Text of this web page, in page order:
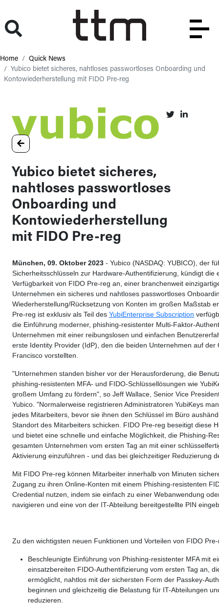
Home
Quick News
Yubico bietet sicheres, nahtloses passwortloses Onboarding und
Kontowiederherstellung mit FIDO Pre-reg
Yubico bietet sicheres,
nahtloses passwortloses
Onboarding und
Kontowiederherstellung
mit FIDO Pre-reg
München, 09. Oktober 2023 - Yubico (NASDAQ: YUBICO), der
Sicherheitsschlüsseln zur Hardware-Authentifizierung, kündigt die
Verfügbarkeit von FIDO Pre-reg an, einer branchenweit
Unternehmen ein sicheres und nahtloses passwortloses
Wiederherstellung/Rücksetzung von Konten im großen Maßstab
Pre-reg ist exklusiv als Teil des YubiEnterprise Subscription
die Einführung moderner, phishing-resistenter Multi-Faktor-
Unternehmen mit einer reibungslosen und einfachen
erste Identity Provider (IdP), den die beiden Unternehmen auf der
Francisco vorstellten.
"Unternehmen standen bisher vor der Herausforderung, die
phishing-resistenten MFA- und FIDO-Schlüssellösungen wie
großem Umfang zu fördern", so Jeff Wallace, Senior Vice
Yubico. "Normalerweise registrieren Administratoren YubiKeys
jedes Mitarbeiters, bevor sie ihnen den Schlüssel im Büro
Standort des Mitarbeiters schicken. FIDO Pre-reg beseitigt diese
und bietet eine schnelle und einfache Möglichkeit, die Phishing-
gesamten Unternehmen vom ersten Tag an mit einer
Aktivierung einzuführen - und das bei gleichzeitiger Reduzierung
Mit FIDO Pre-reg können Mitarbeiter innerhalb von Minuten
Zugang zu ihren Online-Konten mit einem Phishing-resistenten
Credential nutzen, indem sie einfach zu einer Webanwendung
navigieren und eine von der IT-Abteilung bereitgestellte PIN
Zu den wichtigsten neuen Funktionen und Vorteilen von FIDO
Beschleunigte Einführung von Phishing-resistenter MFA mit
einsatzbereiten FIDO-Authentifizierung vom ersten Tag an,
ermöglicht, nahtlos mit der sichersten Form der Passkey-
beginnen und gleichzeitig die Belastung für IT-Abteilungen
reduzieren.